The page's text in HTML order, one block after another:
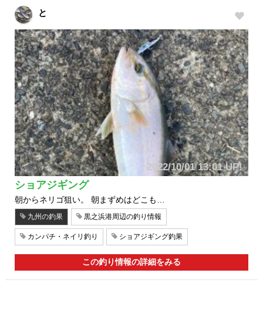
と
2022/10/01 13:01 UP!
ショアジギング
朝からネリゴ狙い。 朝まずめはどこも…
九州の釣果 黒之浜港周辺の釣り情報
カンパチ・ネイリ釣り ショアジギング釣果
この釣り情報の詳細をみる